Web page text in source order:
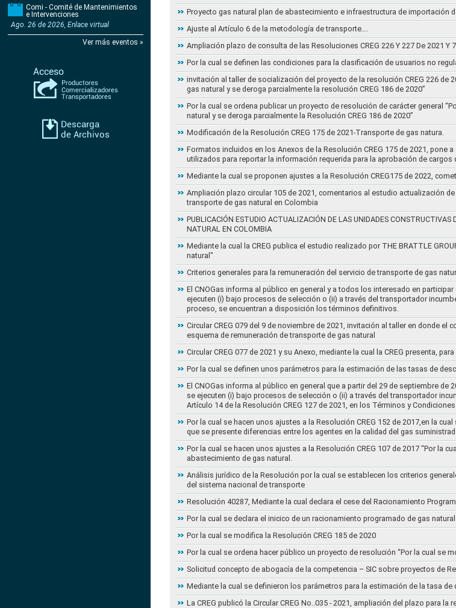
Comi - Comité de Mantenimientos
e Intervenciones
Ago. 26 de 2026, Enlace virtual
Ver más eventos »
Proyecto gas natural plan de abastecimiento e infraestructura de importación
Ajuste al Artículo 6 de la metodología de transporte….
Ampliación plazo de consulta de las Resoluciones CREG 226 Y 227 De 2021 Y
Por la cual se definen las condiciones para la clasificación de usuarios no
invitación al taller de socialización del proyecto de la resolución CREG 226
gas natural y se deroga parcialmente la resolución CREG 186 de 2020”
Por la cual se ordena publicar un proyecto de resolución de carácter general
natural y se deroga parcialmente la Resolución CREG 186 de 2020”
Modificación de la Resolución CREG 175 de 2021-Transporte de gas natura.
Formatos incluidos en los Anexos de la Resolución CREG 175 de 2021,
utilizados para reportar la información requerida para la aprobación de cargos
Mediante la cual se proponen ajustes a la Resolución CREG175 de 2022,
Ampliación plazo circular 105 de 2021, comentarios al estudio actualización
transporte de gas natural en Colombia
PUBLICACIÓN ESTUDIO ACTUALIZACIÓN DE LAS UNIDADES
NATURAL EN COLOMBIA
Mediante la cual la CREG publica el estudio realizado por THE BRATTLE
natural"
Criterios generales para la remuneración del servicio de transporte de gas
El CNOGas informa al público en general y a todos los interesado en
ejecuten (i) bajo procesos de selección o (ii) a través del transportador
proceso, se encuentran a disposición los términos definitivos.
Circular CREG 079 del 9 de noviembre de 2021, invitación al taller en donde
esquema de remuneración de transporte de gas natural
Circular CREG 077 de 2021 y su Anexo, mediante la cual la CREG presenta,
Por la cual se definen unos parámetros para la estimación de las tasas de
El CNOGas informa al público en general que a partir del 29 de septiembre
se ejecuten (i) bajo procesos de selección o (ii) a través del transportador
Artículo 14 de la Resolución CREG 127 de 2021, en los Términos y
Por la cual se hacen unos ajustes a la Resolución CREG 152 de 2017,en la
que se presente diferencias entre los agentes en la calidad del gas
Por la cual se hacen unos ajustes a la Resolución CREG 107 de 2017 “Por la
abastecimiento de gas natural.
Análisis jurídico de la Resolución por la cual se establecen los criterios
del sistema nacional de transporte
Resolución 40287, Mediante la cual declara el cese del Racionamiento
Por la cual se declara el inicico de un racionamiento programado de gas natural
Por la cual se modifica la Resolución CREG 185 de 2020
Por la cual se ordena hacer público un proyecto de resolución “Por la cual se
Solicitud concepto de abogacía de la competencia – SIC sobre proyectos de
Mediante la cual se definieron los parámetros para la estimación de la tasa
La CREG publicó la Circular CREG No..035 - 2021, ampliación del plazo para